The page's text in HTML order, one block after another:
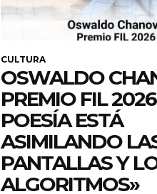
CULTURA
OSWALDO
PREMIO FIL
POESÍA ESTÁ
ASIMILANDO
PANTALLAS Y
ALGORITMOS»